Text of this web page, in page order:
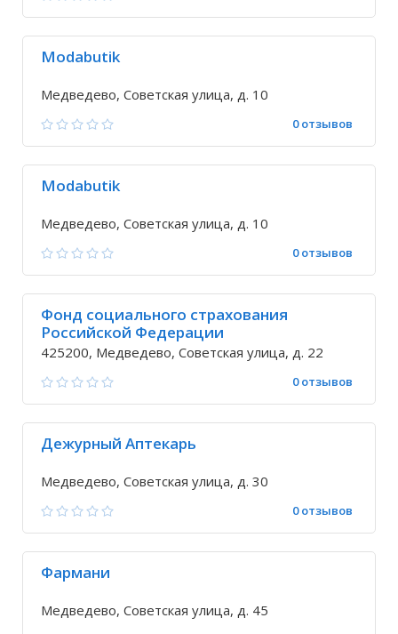
Modabutik
Медведево, Советская улица, д. 10
0 отзывов
Modabutik
Медведево, Советская улица, д. 10
0 отзывов
Фонд социального страхования
Российской Федерации
425200, Медведево, Советская улица, д. 22
0 отзывов
Дежурный Аптекарь
Медведево, Советская улица, д. 30
0 отзывов
Фармани
Медведево, Советская улица, д. 45